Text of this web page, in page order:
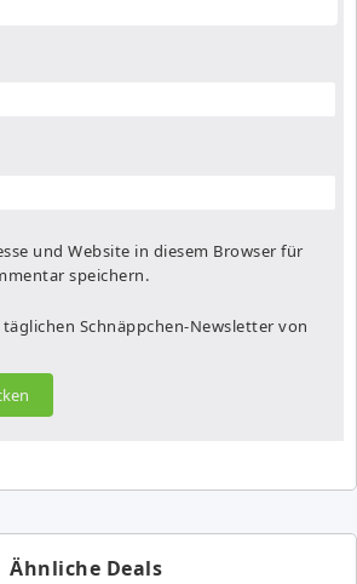
und Website in diesem Browser für
speichern.
Schnäppchen-Newsletter von
Ähnliche Deals